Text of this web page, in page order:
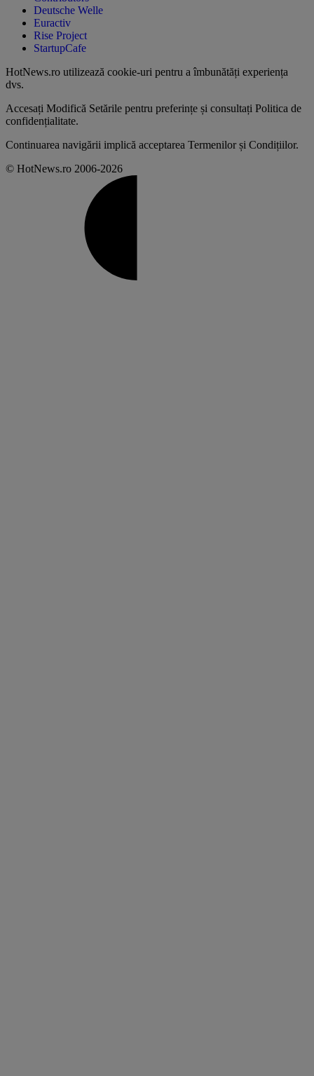
Deutsche Welle
Euractiv
Rise Project
StartupCafe
HotNews.ro utilizează cookie-uri pentru a îmbunătăți experiența
dvs.
Accesați Modifică Setările pentru preferințe și consultați Politica de
confidențialitate.
Continuarea navigării implică acceptarea Termenilor și Condițiilor.
© HotNews.ro 2006-2026